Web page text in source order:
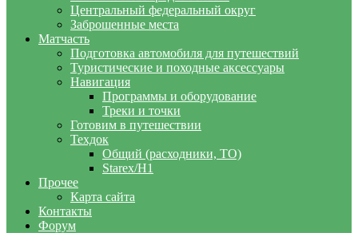
Центральный федеральный округ
Заброшенные места
Матчасть
Подготовка автомобиля для путешествий
Туристические и походные аксессуары
Навигация
Программы и оборудование
Треки и точки
Готовим в путешествии
Техдок
Общий (расходники, ТО)
Starex/H1
Прочее
Карта сайта
Контакты
Форум